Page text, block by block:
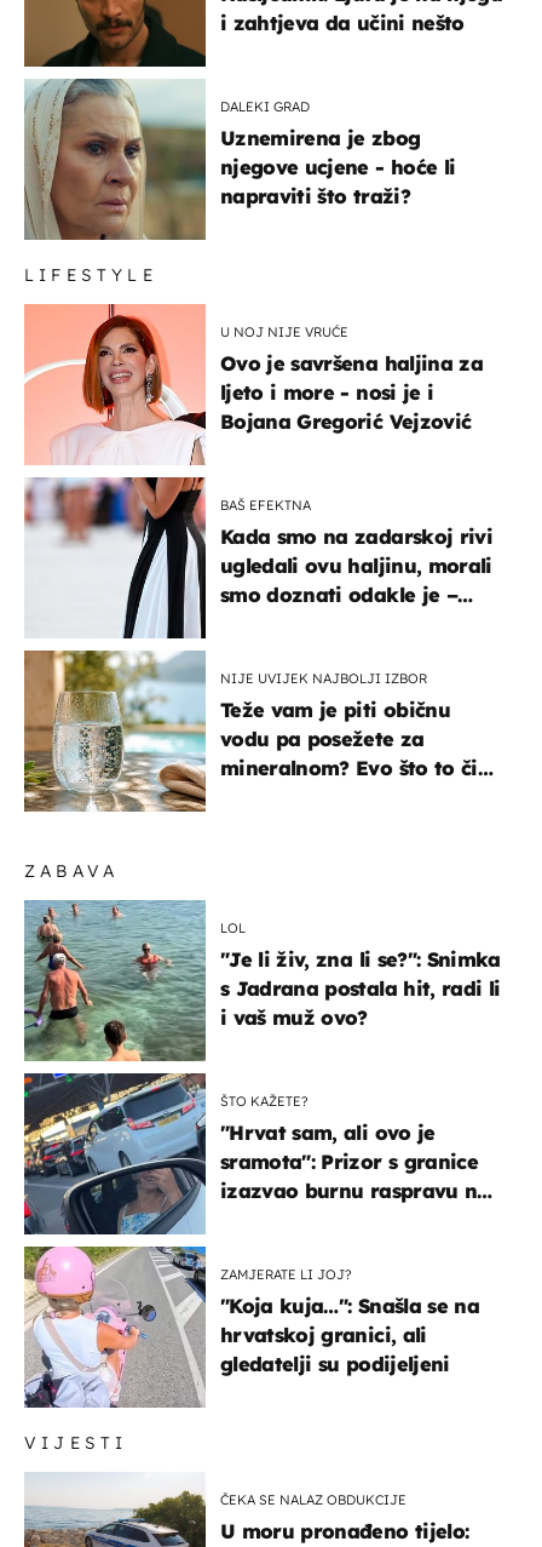
VIJESTI
ČEKA SE NALAZ OBDUKCIJE
U moru pronađeno tijelo:
ZABAVA
LOL
"Je li živ, zna li se?": Snimka
s Jadrana postala hit, radi li
i vaš muž ovo?
ŠTO KAŽETE?
"Hrvat sam, ali ovo je
sramota": Prizor s granice
izazvao burnu raspravu na
ZAMJERATE LI JOJ?
"Koja kuja…": Snašla se na
hrvatskoj granici, ali
gledatelji su podijeljeni
i zahtjeva da učini nešto
DALEKI GRAD
Uznemirena je zbog
njegove ucjene - hoće li
napraviti što traži?
LIFESTYLE
U NOJ NIJE VRUĆE
Ovo je savršena haljina za
ljeto i more - nosi je i
Bojana Gregorić Vejzović
BAŠ EFEKTNA
Kada smo na zadarskoj rivi
ugledali ovu haljinu, morali
smo doznati odakle je –
NIJE UVIJEK NAJBOLJI IZBOR
Teže vam je piti običnu
vodu pa posežete za
mineralnom? Evo što to čini